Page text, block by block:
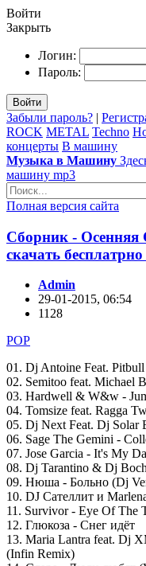
Войти
Закрыть
Логин:
Пароль:
Войти
Забыли пароль? |
ROCK METAL Techno
концерты В машину
Музыка в Машину
машину mp3
Полная версия сайта
Сборник - Осенняя
скачать
Admin
29-01-2015, 06:54
1128
POP
01. Dj Antoine Feat.
02. Semitoo feat. Michael
03. Hardwell & W&w -
04. Tomsize feat. Ragga
05. Dj Next Feat. Dj
06. Sage The Gemini -
07. Jose Garcia - It's My
08. Dj Tarantino & Dj
09. Нюша - Больно (Dj
10. DJ Сателлит и
11. Survivor - Eye Of The
12. Глюкоза - Снег идёт
13. Maria Lantra feat. Dj
(Infin Remix)